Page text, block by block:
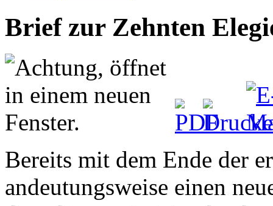
Brief zur Zehnten
Bereits mit dem Ende der
andeutungsweise einen